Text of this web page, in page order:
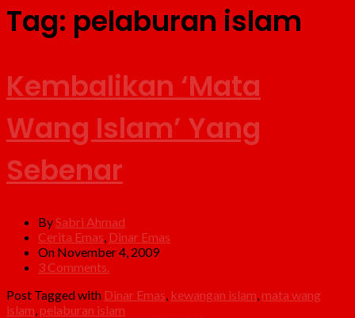
Tag: pelaburan islam
Kembalikan ‘Mata
Wang Islam’ Yang
Sebenar
By Sabri Ahmad
Cerita Emas Dinar Emas
On November 4, 2009
3 Comments.
Post Tagged with Dinar Emas kewangan islam mata wang
islam pelaburan islam